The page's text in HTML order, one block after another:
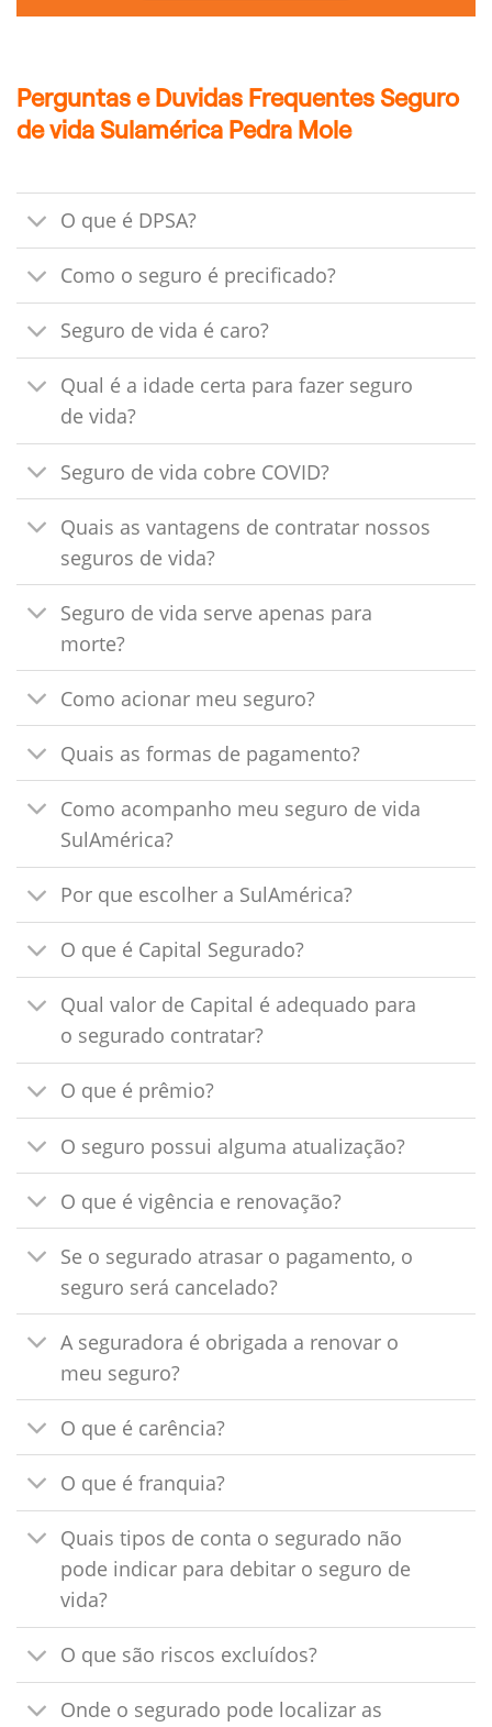
Perguntas e Duvidas Frequentes Seguro
de vida Sulamérica Pedra Mole
O que é DPSA?
Como o seguro é precificado?
Seguro de vida é caro?
Qual é a idade certa para fazer seguro
de vida?
Seguro de vida cobre COVID?
Quais as vantagens de contratar nossos
seguros de vida?
Seguro de vida serve apenas para
morte?
Como acionar meu seguro?
Quais as formas de pagamento?
Como acompanho meu seguro de vida
SulAmérica?
Por que escolher a SulAmérica?
O que é Capital Segurado?
Qual valor de Capital é adequado para
o segurado contratar?
O que é prêmio?
O seguro possui alguma atualização?
O que é vigência e renovação?
Se o segurado atrasar o pagamento, o
seguro será cancelado?
A seguradora é obrigada a renovar o
meu seguro?
O que é carência?
O que é franquia?
Quais tipos de conta o segurado não
pode indicar para debitar o seguro de
vida?
O que são riscos excluídos?
Onde o segurado pode localizar as